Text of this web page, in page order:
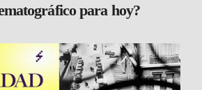
para hoy?